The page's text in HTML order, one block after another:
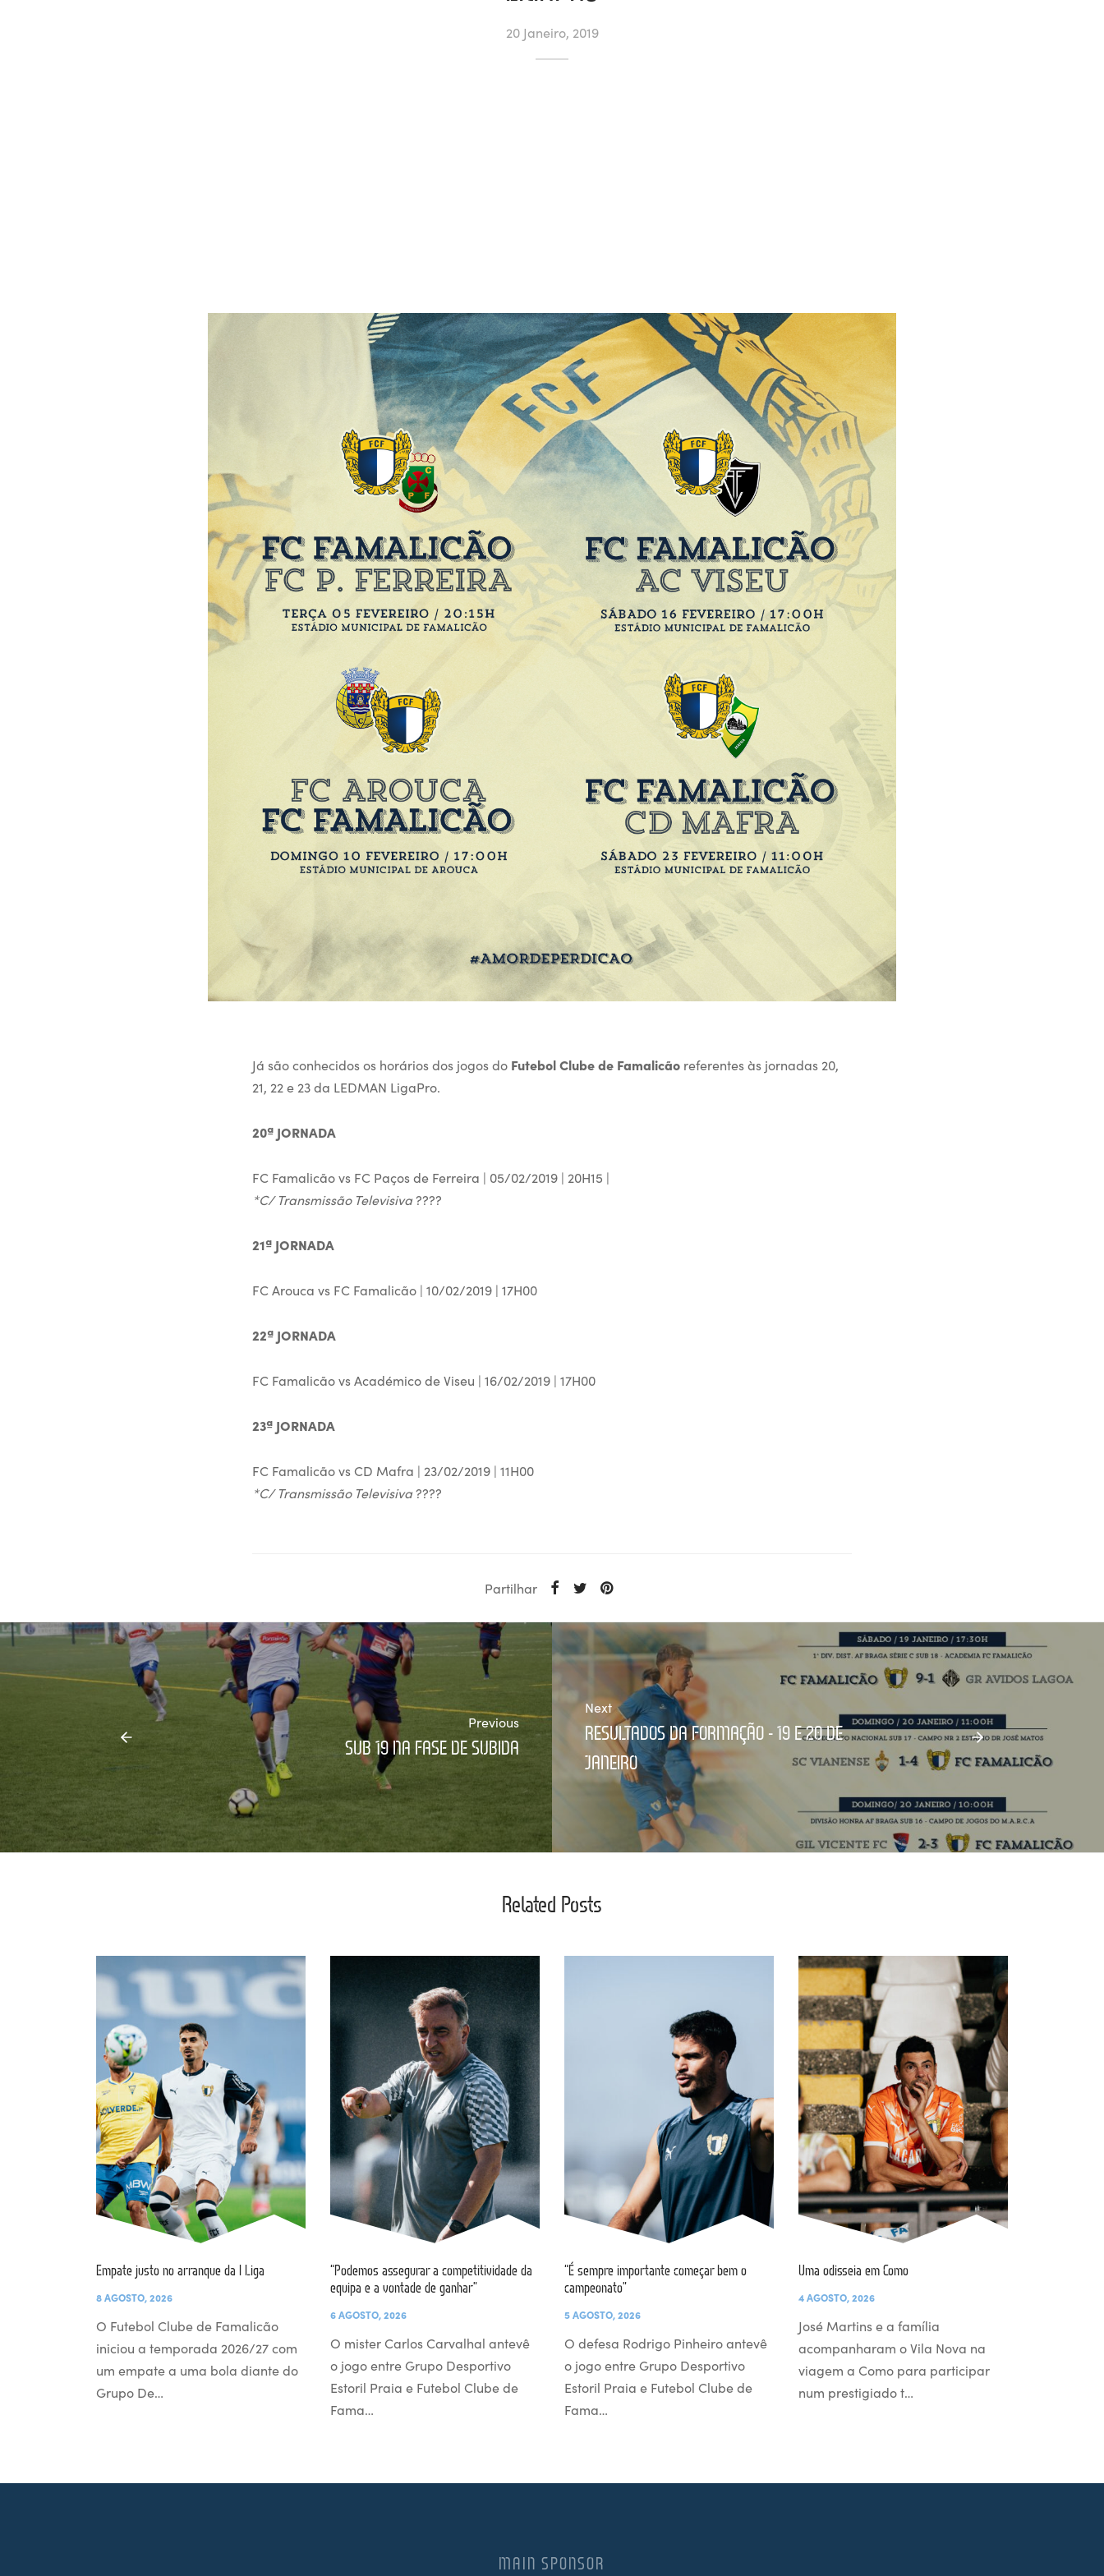
20 Janeiro, 2019
Já são conhecidos os horários dos jogos do Futebol Clube de Famalicão referentes às jornadas 20,
21, 22 e 23 da LEDMAN LigaPro.
20ª JORNADA
FC Famalicão vs FC Paços de Ferreira | 05/02/2019 | 20H15 |
*C/ Transmissão Televisiva????
21ª JORNADA
FC Arouca vs FC Famalicão | 10/02/2019 | 17H00
22ª JORNADA
FC Famalicão vs Académico de Viseu | 16/02/2019 | 17H00
23ª JORNADA
FC Famalicão vs CD Mafra | 23/02/2019 | 11H00
*C/ Transmissão Televisiva????
Partilhar
Previous
SUB 19 NA FASE DE SUBIDA
Next
RESULTADOS DA FORMAÇÃO - 19 E 20 DE
JANEIRO
Related Posts
Empate justo no arranque da I Liga
8 AGOSTO, 2026
O Futebol Clube de Famalicão
iniciou a temporada 2026/27 com
um empate a uma bola diante do
Grupo De…
“Podemos assegurar a competitividade da
equipa e a vontade de ganhar”
6 AGOSTO, 2026
O mister Carlos Carvalhal antevê
o jogo entre Grupo Desportivo
Estoril Praia e Futebol Clube de
Fama…
“É sempre importante começar bem o
campeonato”
5 AGOSTO, 2026
O defesa Rodrigo Pinheiro antevê
o jogo entre Grupo Desportivo
Estoril Praia e Futebol Clube de
Fama…
Uma odisseia em Como
4 AGOSTO, 2026
José Martins e a família
acompanharam o Vila Nova na
viagem a Como para participar
num prestigiado t…
MAIN SPONSOR